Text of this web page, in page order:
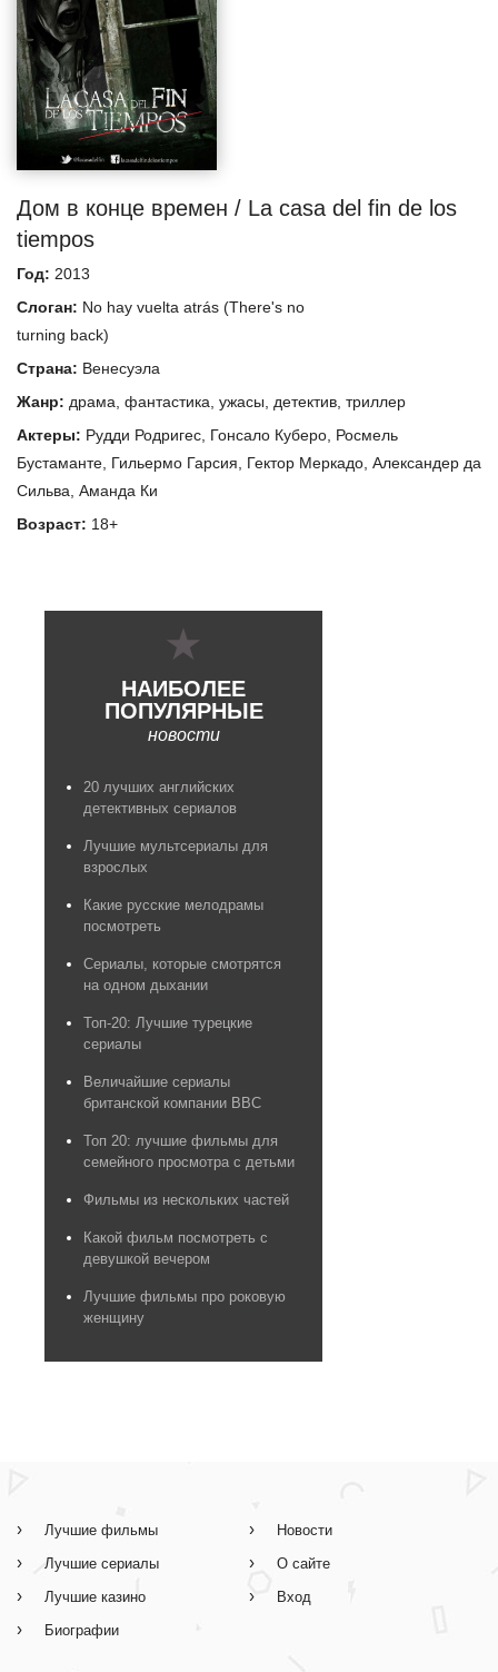
Дом в конце времен / La casa del fin de los
tiempos
Год: 2013
Слоган: No hay vuelta atrás (There's no
turning back)
Страна: Венесуэла
Жанр: драма фантастика ужасы детектив триллер
Актеры: Рудди Родригес Гонсало Куберо Росмель
Бустаманте Гильермо Гарсия Гектор Меркадо Александер да
Сильва Аманда Ки
Возраст: 18+
НАИБОЛЕЕ
ПОПУЛЯРНЫЕ
новости
20 лучших английских
детективных сериалов
Лучшие мультсериалы для
взрослых
Какие русские мелодрамы
посмотреть
Сериалы, которые смотрятся
на одном дыхании
Топ-20: Лучшие турецкие
сериалы
Величайшие сериалы
британской компании BBC
Топ 20: лучшие фильмы для
семейного просмотра с детьми
Фильмы из нескольких частей
Какой фильм посмотреть с
девушкой вечером
Лучшие фильмы про роковую
женщину
Лучшие фильмы
Лучшие сериалы
Лучшие казино
Биографии
Новости
О сайте
Вход